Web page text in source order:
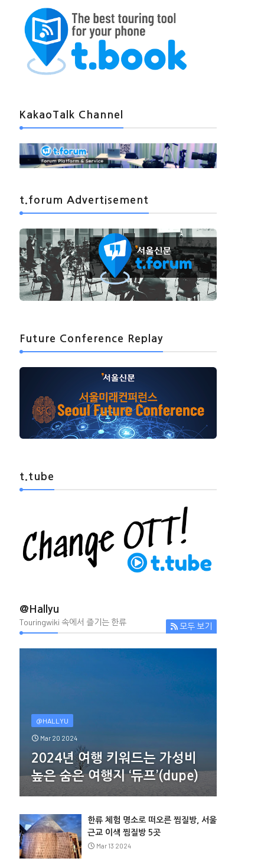
KakaoTalk Channel
t.forum Advertisement
Future Conference Replay
t.tube
@Hallyu
Touringwiki 속에서 즐기는 한류 모두 보기
@HALLYU
Mar 20 2024
2024년 여행 키워드는 가성비
높은 숨은 여행지 ‘듀프’(dupe)
한류 체험 명소로 떠오른 찜질방, 서울
근교 이색 찜질방 5곳
Mar 13 2024